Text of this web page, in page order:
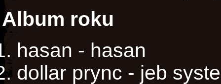
Album roku
hasan - hasan
dollar prync - jeb